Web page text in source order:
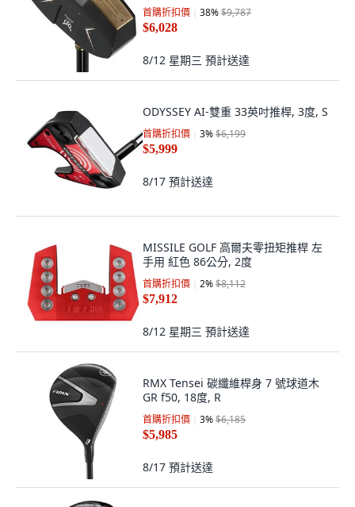
首購折扣價 38%$9,787
$6,028
8/12 星期三 預計送達
ODYSSEY AI-雙重 33英吋推桿, 3度, S
首購折扣價 3%$6,199
$5,999
8/17 預計送達
MISSILE GOLF 高爾夫零扭矩推桿 左
手用 紅色 86公分, 2度
首購折扣價 2%$8,112
$7,912
8/12 星期三 預計送達
RMX Tensei 碳纖維桿身 7 號球道木
GR f50, 18度, R
首購折扣價 3%$6,185
$5,985
8/17 預計送達